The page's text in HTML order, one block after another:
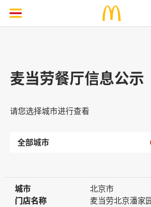
麦当劳餐厅信息公示
请您选择城市进行查看
城市
城市
北京市
门店名称
门店名称
麦当劳北京潘家